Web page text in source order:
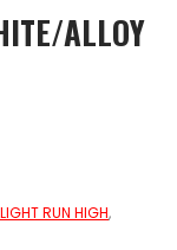
ALLOY
RUN HIGH,